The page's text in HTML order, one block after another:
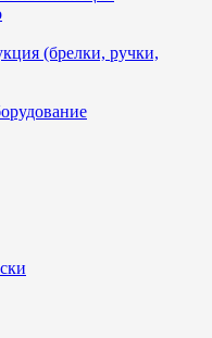
(брелки, ручки,